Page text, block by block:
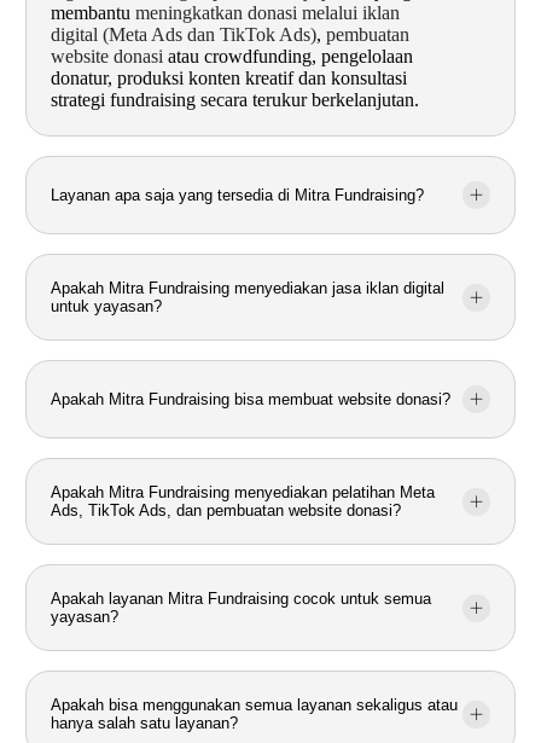
membantumeningkatkan donasi melalui iklan
digital (Meta Ads dan TikTok Ads),pembuatan
website donasi atau crowdfunding, pengelolaan
donatur, produksi konten kreatif dan konsultasi
strategi fundraising secara terukur berkelanjutan.
Layanan apa saja yang tersedia di Mitra Fundraising?
Apakah Mitra Fundraising menyediakan jasa iklan digital
untuk yayasan?
Apakah Mitra Fundraising bisa membuat website donasi?
Apakah Mitra Fundraising menyediakan pelatihan Meta
Ads, TikTok Ads, dan pembuatan website donasi?
Apakah layanan Mitra Fundraising cocok untuk semua
yayasan?
Apakah bisa menggunakan semua layanan sekaligus atau
hanya salah satu layanan?